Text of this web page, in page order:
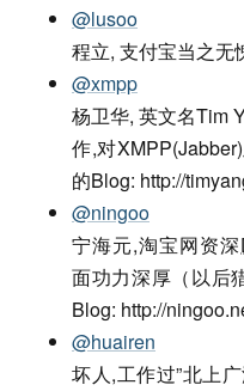
@lusoo
程立, 支付宝当之无
@xmpp
杨卫华, 英文名Tim
作,对
的Blog: http://
@ningoo
宁海元,淘宝网资深
面功力深厚（以后
Blog: http://
@huairen
坏人,工作过”北上